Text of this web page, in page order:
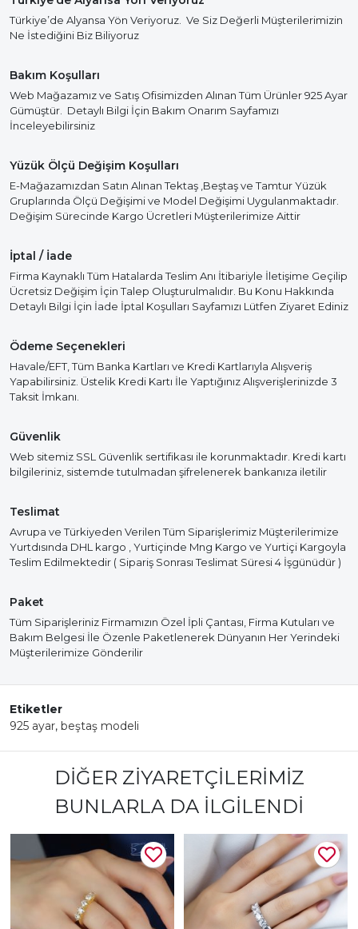
Türkiye’de Alyansa Yön Veriyoruz. Ve Siz Değerli Müşterilerimizin
Ne İstediğini Biz Biliyoruz
Bakım Koşulları
Web Mağazamız ve Satış Ofisimizden Alınan Tüm Ürünler 925 Ayar
Gümüştür. Detaylı Bilgi İçin Bakım Onarım Sayfamızı
İnceleyebilirsiniz
Yüzük Ölçü Değişim Koşulları
E-Mağazamızdan Satın Alınan Tektaş ,Beştaş ve Tamtur Yüzük
Gruplarında Ölçü Değişimi ve Model Değişimi Uygulanmaktadır.
Değişim Sürecinde Kargo Ücretleri Müşterilerimize Aittir
İptal / İade
Firma Kaynaklı Tüm Hatalarda Teslim Anı İtibariyle İletişime Geçilip
Ücretsiz Değişim İçin Talep Oluşturulmalıdır. Bu Konu Hakkında
Detaylı Bilgi İçin İade İptal Koşulları Sayfamızı Lütfen Ziyaret Ediniz
Ödeme Seçenekleri
Havale/EFT, Tüm Banka Kartları ve Kredi Kartlarıyla Alışveriş
Yapabilirsiniz. Üstelik Kredi Kartı İle Yaptığınız Alışverişlerinizde 3
Taksit İmkanı.
Güvenlik
Web sitemiz SSL Güvenlik sertifikası ile korunmaktadır. Kredi kartı
bilgileriniz, sistemde tutulmadan şifrelenerek bankanıza iletilir
Teslimat
Avrupa ve Türkiyeden Verilen Tüm Siparişlerimiz Müşterilerimize
Yurtdısında DHL kargo , Yurtiçinde Mng Kargo ve Yurtiçi Kargoyla
Teslim Edilmektedir ( Sipariş Sonrası Teslimat Süresi 4 İşgünüdür )
Paket
Tüm Siparişleriniz Firmamızın Özel İpli Çantası, Firma Kutuları ve
Bakım Belgesi İle Özenle Paketlenerek Dünyanın Her Yerindeki
Müşterilerimize Gönderilir
Etiketler
925 ayar, beştaş modeli
DIĞER ZIYARETÇILERIMIZ
BUNLARLA DA İLGILENDI